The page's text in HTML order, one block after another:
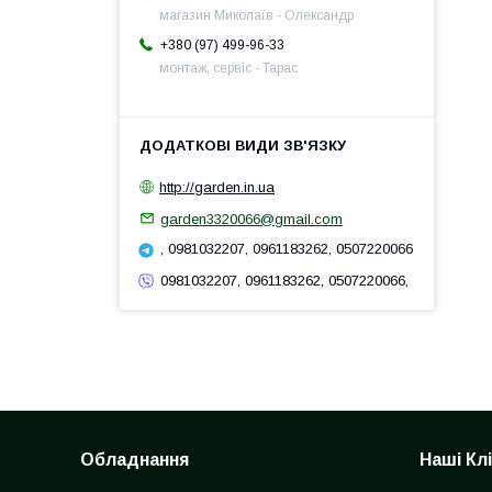
магазин Миколаїв - Олександр
+380 (97) 499-96-33
монтаж, сервіс - Тарас
http://garden.in.ua
garden3320066@gmail.com
, 0981032207, 0961183262, 0507220066
0981032207, 0961183262, 0507220066,
Обладнання Наші